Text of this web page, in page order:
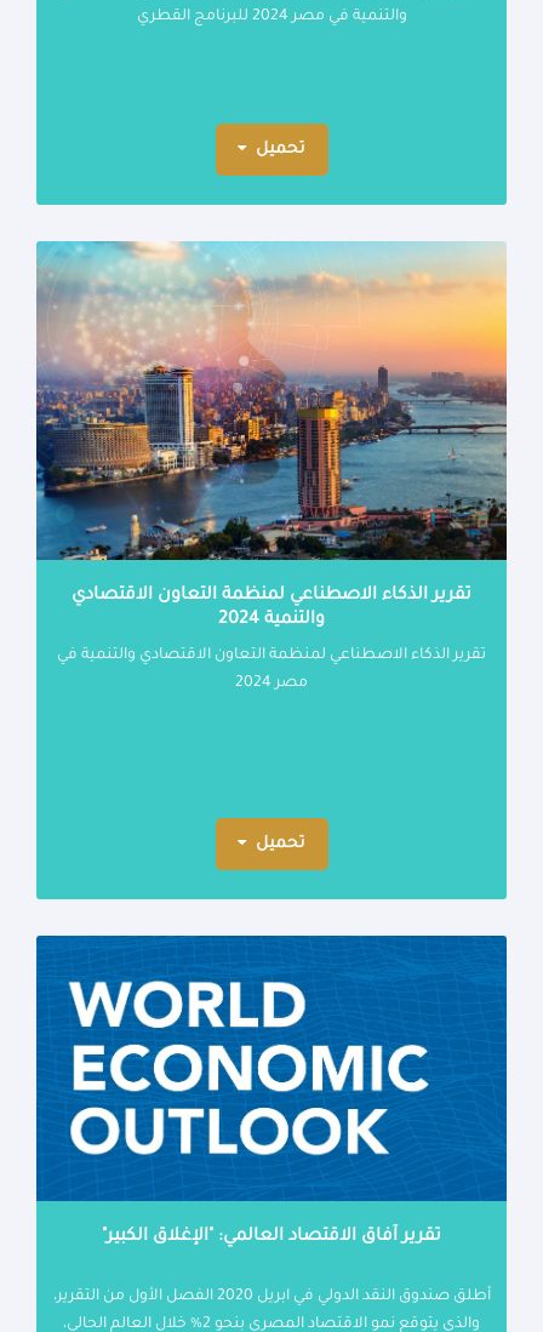
والتنمية في مصر 2024 للبرنامج القطري
تحميل
تقرير الذكاء الاصطناعي لمنظمة التعاون الاقتصادي
والتنمية 2024
تقرير الذكاء الاصطناعي لمنظمة التعاون الاقتصادي والتنمية في
مصر 2024
تحميل
تقرير آفاق الاقتصاد العالمي: "الإغلاق الكبير"
أطلق صندوق النقد الدولي في ابريل 2020 الفصل الأول من التقرير،
والذي يتوقع نمو الاقتصاد المصري بنحو 2% خلال العالم الحالي،